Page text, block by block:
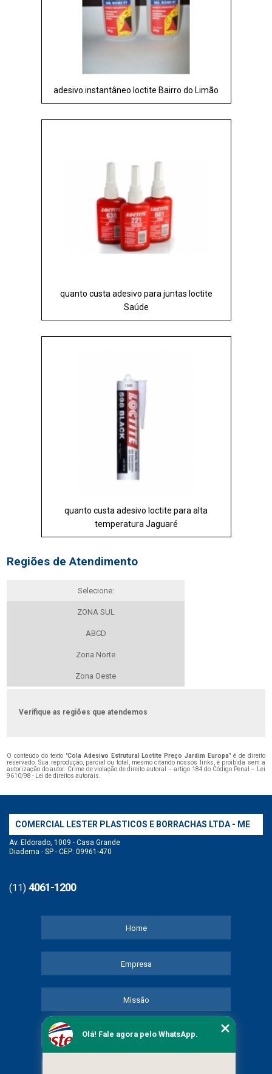
adesivo instantâneo loctite Bairro do Limão
quanto custa adesivo para juntas loctite
Saúde
quanto custa adesivo loctite para alta
temperatura Jaguaré
Regiões de Atendimento
Selecione:
ZONA SUL
ABCD
Zona Norte
Zona Oeste
Verifique as regiões que atendemos
O conteúdo do texto "Cola Adesivo Estrutural Loctite Preço Jardim Europa" é de direito
reservado. Sua reprodução, parcial ou total, mesmo citando nossos links, é proibida sem a
autorização do autor. Crime de violação de direito autoral – artigo 184 do Código Penal – Lei
9610/98 - Lei de direitos autorais.
COMERCIAL LESTER PLASTICOS E BORRACHAS LTDA - ME
Av. Eldorado, 1009 - Casa Grande
Diadema - SP - CEP: 09961-470
(11) 4061-1200
Home
Empresa
Missão
Serviços
Olá! Fale agora pelo WhatsApp.